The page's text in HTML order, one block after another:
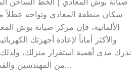
سكان منطقة المعادي وتواجه عطلاً
الألمانية، فإن مركز صيانة بوش
والأكثر أماناً لإعادة أجهزتك
ندرك مدى أهمية استقرار منزلك،
من المهندسين والفنيين المدربين على التعامل…